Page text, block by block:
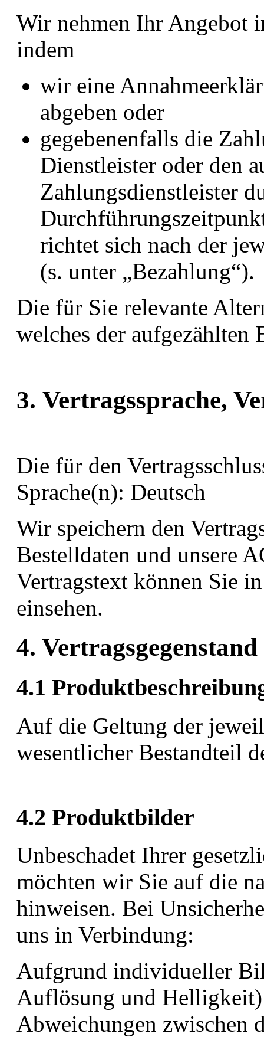
Wir nehmen Ihr Angebot
indem
wir eine
abgeben oder
gegebenenfalls die
Dienstleister oder den
Zahlungsdienstleister
richtet sich nach der
(s. unter „Bezahlung“).
Die für Sie relevante
welches der aufgezählten
3. Vertragssprache,
Die für den
Sprache(n): Deutsch
Wir speichern den
Bestelldaten und unsere
Vertragstext können Sie
einsehen.
4. Vertragsgegenstand
4.1
Auf die Geltung der
wesentlicher Bestandteil
4.2 Produktbilder
Unbeschadet Ihrer
möchten wir Sie auf die
hinweisen. Bei
uns in Verbindung:
Aufgrund individueller
Auflösung und
Abweichungen zwischen